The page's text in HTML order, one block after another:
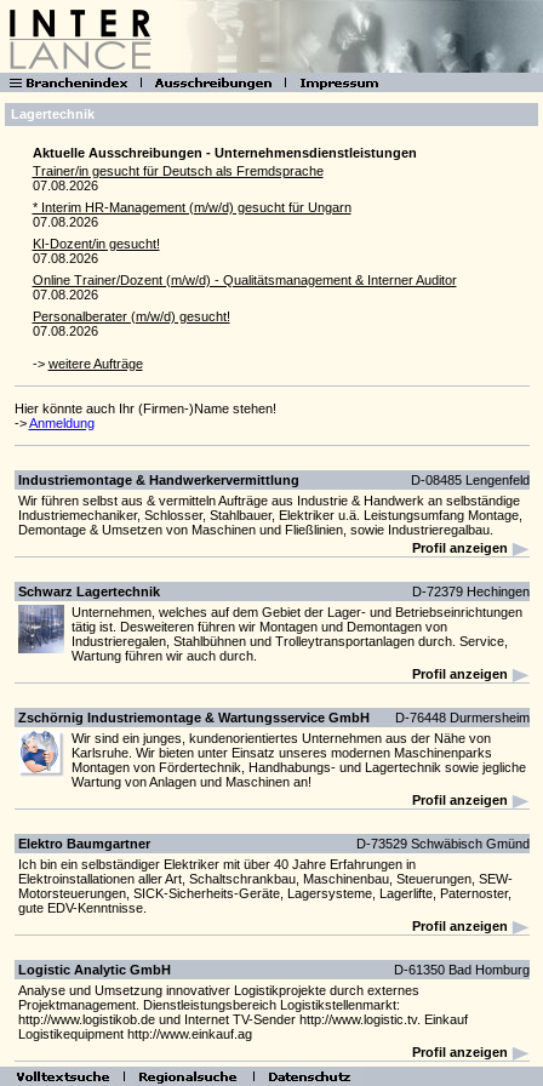
Lagertechnik
Aktuelle Ausschreibungen - Unternehmensdienstleistungen
Trainer/in gesucht für Deutsch als Fremdsprache
07.08.2026
* Interim HR-Manage­ment (m/w/d) gesucht für Ungarn
07.08.2026
KI-Dozent/in gesucht!
07.08.2026
Online Trainer/Dozent (m/w/d) - Qualitätsmanagement & Interner Auditor
07.08.2026
Personalberater (m/w/d) gesucht!
07.08.2026
-> weitere Aufträge
Hier könnte auch Ihr (Firmen-)Name stehen!
->Anmeldung
Industriemontage & Handwerkervermittlung
D-08485 Lengenfeld
Wir führen selbst aus & vermitteln Aufträge aus Industrie & Handwerk an selbständige
Industriemechaniker, Schlosser, Stahlbauer, Elektriker u.ä. Leistungsumfang Montage,
Demontage & Umsetzen von Maschinen und Fließlinien, sowie Industrieregalbau.
Profil anzeigen
Schwarz Lagertechnik
D-72379 Hechingen
Unternehmen, welches auf dem Gebiet der Lager- und Betriebseinrichtungen
tätig ist. Desweiteren führen wir Montagen und Demontagen von
Industrieregalen, Stahlbühnen und Trolleytransportanlagen durch. Service,
Wartung führen wir auch durch.
Profil anzeigen
Zschörnig Industriemontage & Wartungsservice GmbH
D-76448 Durmersheim
Wir sind ein junges, kundenorientiertes Unternehmen aus der Nähe von
Karlsruhe. Wir bieten unter Einsatz unseres modernen Maschinenparks
Montagen von Fördertechnik, Handhabungs- und Lagertechnik sowie jegliche
Wartung von Anlagen und Maschinen an!
Profil anzeigen
Elektro Baumgartner
D-73529 Schwäbisch Gmünd
Ich bin ein selbständiger Elektriker mit über 40 Jahre Erfahrungen in
Elektroinstallationen aller Art, Schaltschrankbau, Maschinenbau, Steuerungen, SEW-
Motorsteuerungen, SICK-Sicherheits-Geräte, Lagersysteme, Lagerlifte, Paternoster,
gute EDV-Kenntnisse.
Profil anzeigen
Logistic Analytic GmbH
D-61350 Bad Homburg
Analyse und Umsetzung innovativer Logistikprojekte durch externes
Projektmanagement. Dienstleistungsbereich Logistikstellenmarkt:
http://www.logistikob.de und Internet TV-Sender http://www.logistic.tv. Einkauf
Logistikequipment http://www.einkauf.ag
Profil anzeigen